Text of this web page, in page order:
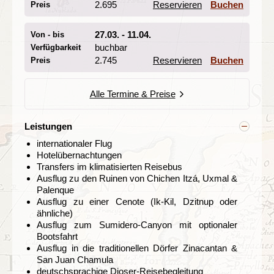
Uxmal, Campeche und Villahermosa –
Kultur und Geschichte im Herzen von
Yucatán
Tag 4 Merida - Uxmal - Campeche
Preis 2.695 Reservieren Buchen
Von - bis 27.03. - 11.04.
Verfügbarkeit buchbar
Preis 2.745 Reservieren Buchen
Alle Termine & Preise
Leistungen
internationaler Flug
Hotelübernachtungen
Transfers im klimatisierten Reisebus
Ausflug zu den Ruinen von Chichen Itzá, Uxmal &
Palenque
Ausflug zu einer Cenote (Ik-Kil, Dzitnup oder
ähnliche)
Ausflug zum Sumidero-Canyon mit optionaler
Bootsfahrt
Ausflug in die traditionellen Dörfer Zinacantan &
San Juan Chamula
deutschsprachige Djoser-Reisebegleitung